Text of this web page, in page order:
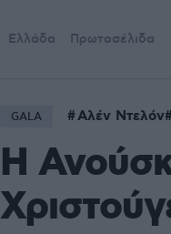
Ελλάδα Πρωτοσέλιδα
GALA Αλέν Ντελόν
Η